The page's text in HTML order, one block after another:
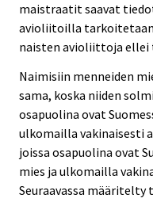
maistraatit saavat
avioliitoilla tarkoitetaan
naisten avioliittoja ellei
Naimisiin menneiden
sama, koska niiden
osapuolina ovat
ulkomailla vakinaisesti
joissa osapuolina ovat
mies ja ulkomailla
Seuraavassa määritelty